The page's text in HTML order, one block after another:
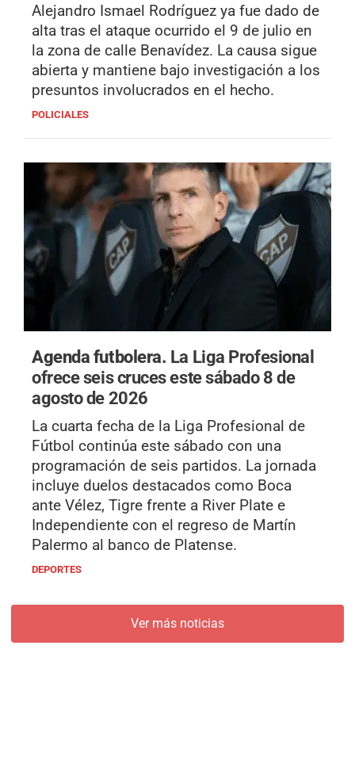
Alejandro Ismael Rodríguez ya fue dado de
alta tras el ataque ocurrido el 9 de julio en
la zona de calle Benavídez. La causa sigue
abierta y mantiene bajo investigación a los
presuntos involucrados en el hecho.
POLICIALES
Agenda futbolera. La Liga Profesional
ofrece seis cruces este sábado 8 de
agosto de 2026
La cuarta fecha de la Liga Profesional de
Fútbol continúa este sábado con una
programación de seis partidos. La jornada
incluye duelos destacados como Boca
ante Vélez, Tigre frente a River Plate e
Independiente con el regreso de Martín
Palermo al banco de Platense.
DEPORTES
Ver más noticias